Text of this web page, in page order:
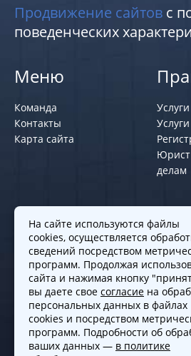
Продвижение сайтов с
поведенческих
Меню
Команда
Контакты
Карта сайта
делам
Политики и правила
Политика обработки персональных
данных
Согласие на обработку cookies
Согласие на обработку
данных
На сайте используются файлы
cookies, осуществляется
сведений посредством
программ. Продолжая
сайта и нажимая кнопку
вы даете свое согласие на
персональных данных в файлах
cookies и посредством
программ. Подробности об
ваших данных — в политике